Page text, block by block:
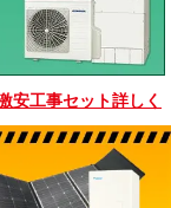
工事セット詳しく